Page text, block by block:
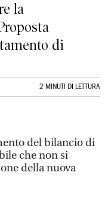
la
di
2 MINUTI DI LETTURA
del bilancio di
che non si
della nuova